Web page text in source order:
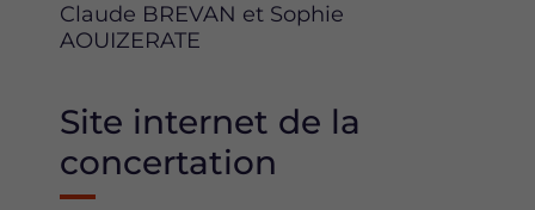
Claude BREVAN et Sophie
AOUIZERATE
Site internet de la
concertation